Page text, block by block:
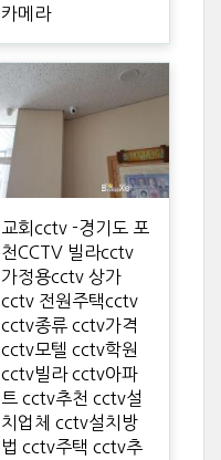
카메라
교회cctv -경기도 포
천CCTV 빌라cctv
가정용cctv 상가
cctv 전원주택cctv
cctv종류 cctv가격
cctv모텔 cctv학원
cctv빌라 cctv아파
트 cctv추천 cctv설
치업체 cctv설치방
법 cctv주택 cctv추